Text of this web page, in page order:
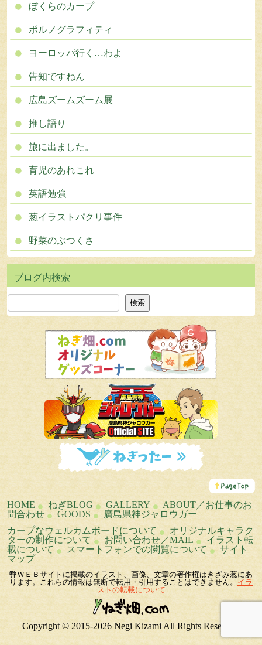
ぼくらのカープ
ポルノグラフィティ
ヨーロッパ行く…わよ
告知ですねん
広島ズームズーム展
推し語り
旅に出ました。
育児のあれこれ
英語勉強
葱イラストパクリ事件
野菜のぶつくさ
検索 検索
こ
の
ペ
ー
ジ
の
ト
ッ
プ
へ
HOME ねぎBLOG GALLERY
ABOUT／お仕事のお
問合わせ
GOODS
廣島県神ジャロウガー
カープなウェルカムボードについて
オリジナルキャラク
ターの制作について
お問い合わせ／MAIL
イラスト転
載について
スマートフォンでの閲覧について
サイト
マップ
弊ＷＥＢサイトに掲載のイラスト、画像、文章の著作権はきざみ葱にあ
ります。これらの情報は無断で転用・引用することはできません。 イラ
ストの転載について
Copyright © 2015-2026 Negi Kizami All Rights Reserved.